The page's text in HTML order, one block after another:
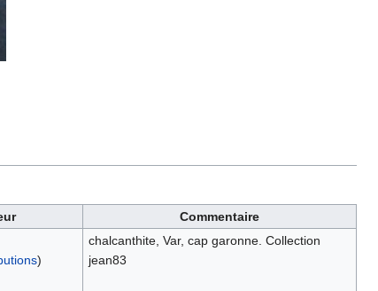
Commentaire
)
chalcanthite, Var, cap garonne. Collection
jean83